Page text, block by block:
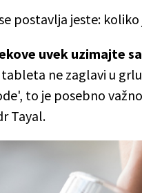
postavlja jeste:
uvek uzimajte
ne zaglavi u
to je posebno
Tayal.